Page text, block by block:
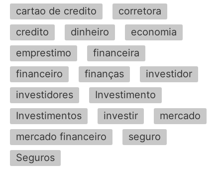
cartao de credito
corretora
credito
dinheiro
economia
emprestimo
financeira
financeiro
finanças
investidor
investidores
Investimento
Investimentos
investir
mercado
mercado financeiro
seguro
Seguros